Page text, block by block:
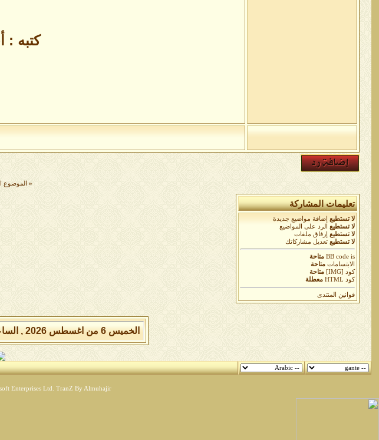
كتبه :
« الموضوع
تعليمات المشاركة
لا تستطيع
إضافة مواضيع جديدة
لا تستطيع
الرد على المواضيع
لا تستطيع
إرفاق ملفات
لا تستطيع تعديل مشاركاتك
BB codeis
متاحة
الابتسامات متاحة
كود [IMG]
متاحة
كود HTML
معطلة
قوانين المنتدى
الخميس 6 من اغسطس 2026 , الساعة الان 09:21:55 صباحاً.
Enterprises Ltd. TranZ By Almuhajir